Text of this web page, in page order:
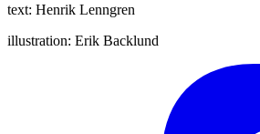
text: Henrik Lenngren
illustration: Erik Backlund